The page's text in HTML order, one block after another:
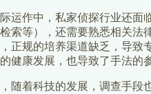
作中，私家侦探行业还面临
索等），还需要熟悉相关法
正规的培养渠道缺乏，导致
健康发展，也导致了手法的
着科技的发展，调查手段也